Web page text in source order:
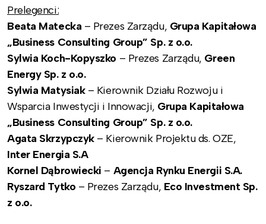
Prelegenci:
Beata Matecka – Prezes Zarządu, Grupa Kapitałowa
„Business Consulting Group” Sp. z o.o.
Sylwia Koch-Kopyszko – Prezes Zarządu, Green
Energy Sp. z o.o.
Sylwia Matysiak– Kierownik Działu Rozwoju i
Wsparcia Inwestycji i Innowacji, Grupa Kapitałowa
„Business Consulting Group” Sp. z o.o.
Agata Skrzypczyk– Kierownik Projektu ds. OZE,
Inter Energia S.A
Kornel Dąbrowiecki – Agencja Rynku Energii S.A.
Ryszard Tytko – Prezes Zarządu, Eco Investment Sp.
z o.o.